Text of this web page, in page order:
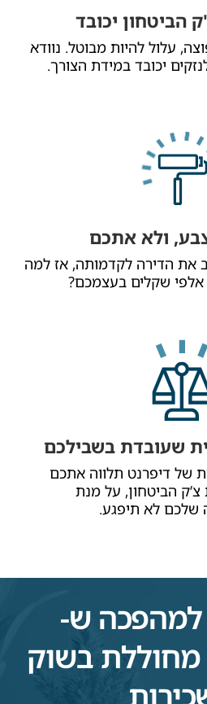
הביטחון יכובד
עלול להיות מבוטל. נוודא
יכובד במידת הצורך.
ולא אתכם
את הדירה לקדמותה, אז למה
אלפי שקלים בעצמכם?
שעובדת בשבילכם
של דיפרנט תלווה אתכם
הביטחון, על מנת
שלכם לא תיפגע.
למהפכה ש-
DiffeRent מחוללת בשוק